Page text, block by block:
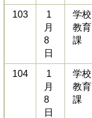
103
1
月
8
日
学校
教育
課
104
1
月
8
日
学校
教育
課